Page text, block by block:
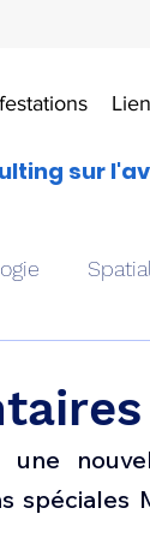
sur
Spatial
spéciales